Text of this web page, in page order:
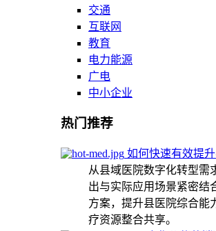
交通
互联网
教育
电力能源
广电
中小企业
热门推荐
如何快速有效提
从县域医院数字化转型需
出与实际应用场景紧密结
方案，提升县医院综合能
疗资源整合共享。